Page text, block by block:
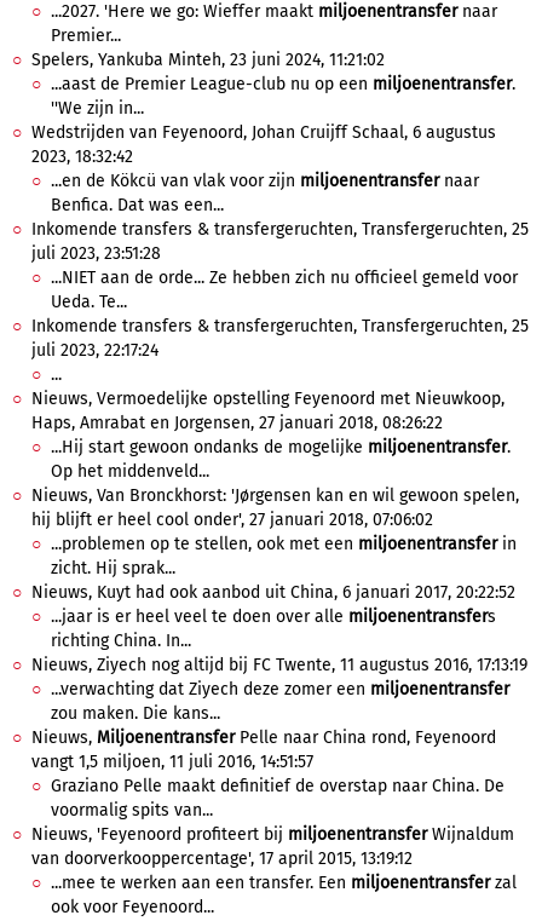
...2027. 'Here we go: Wieffer maakt miljoenentransfernaar
Premier...
Spelers, Yankuba Minteh, 23 juni 2024, 11:21:02
...aast de Premier League-club nu op een miljoenentransfer.
''We zijn in...
Wedstrijden van Feyenoord, Johan Cruijff Schaal, 6 augustus
2023, 18:32:42
...en de Kökcü van vlak voor zijn miljoenentransfernaar
Benfica. Dat was een...
Inkomende transfers & transfergeruchten, Transfergeruchten, 25
juli 2023, 23:51:28
...NIET aan de orde... Ze hebben zich nu officieel gemeld voor
Ueda. Te...
Inkomende transfers & transfergeruchten, Transfergeruchten, 25
juli 2023, 22:17:24
...
Nieuws, Vermoedelijke opstelling Feyenoord met Nieuwkoop,
Haps, Amrabat en Jorgensen, 27 januari 2018, 08:26:22
...Hij start gewoon ondanks de mogelijke miljoenentransfer.
Op het middenveld...
Nieuws, Van Bronckhorst: 'Jørgensen kan en wil gewoon spelen,
hij blijft er heel cool onder', 27 januari 2018, 07:06:02
...problemen op te stellen, ook met een miljoenentransferin
zicht. Hij sprak...
Nieuws, Kuyt had ook aanbod uit China, 6 januari 2017, 20:22:52
...jaar is er heel veel te doen over alle miljoenentransfers
richting China. In...
Nieuws, Ziyech nog altijd bij FC Twente, 11 augustus 2016, 17:13:19
...verwachting dat Ziyech deze zomer een miljoenentransfer
zou maken. Die kans...
Nieuws, MiljoenentransferPelle naar China rond, Feyenoord
vangt 1,5 miljoen, 11 juli 2016, 14:51:57
Graziano Pelle maakt definitief de overstap naar China. De
voormalig spits van...
Nieuws, 'Feyenoord profiteert bij miljoenentransferWijnaldum
van doorverkooppercentage', 17 april 2015, 13:19:12
...mee te werken aan een transfer. Een miljoenentransferzal
ook voor Feyenoord...